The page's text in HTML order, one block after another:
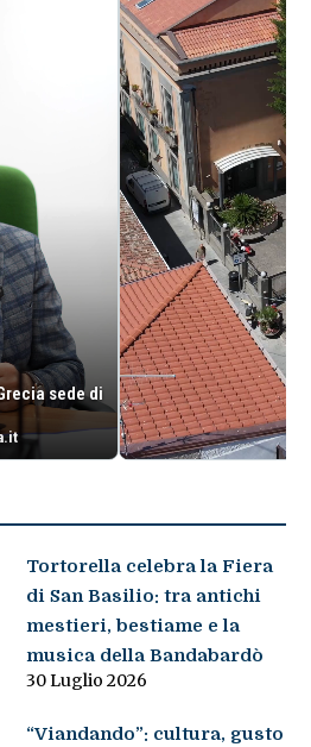
sede di
Tortorella celebra la Fiera
di San Basilio: tra antichi
mestieri, bestiame e la
musica della Bandabardò
30 Luglio 2026
“Viandando”: cultura, gusto